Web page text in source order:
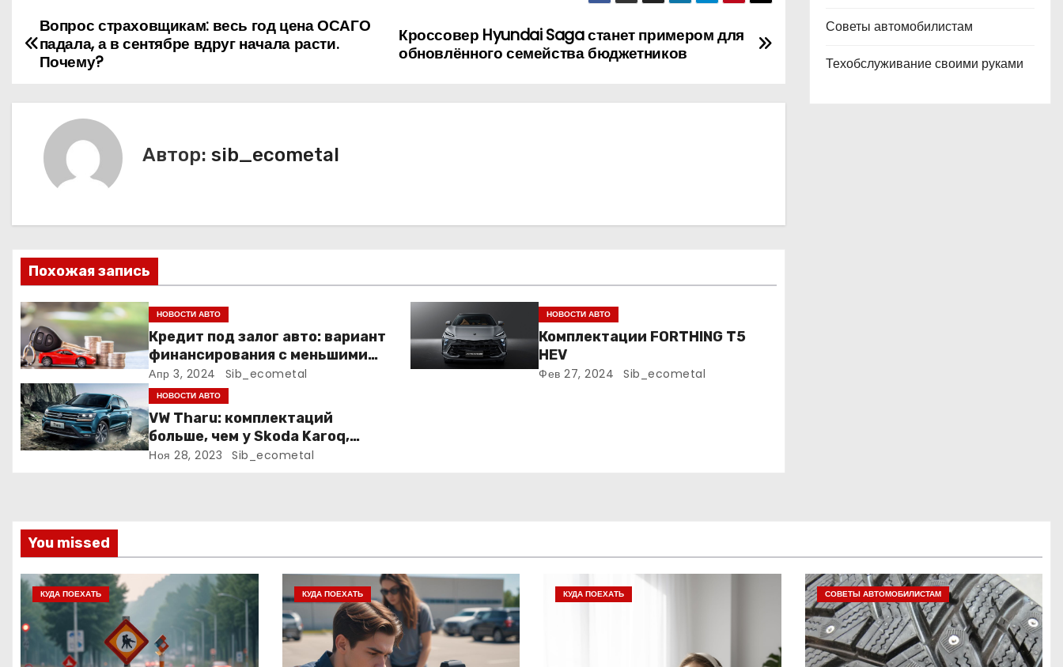
Н
в
ц
и
я
п
о
з
а
с
я
м
Кроссовер Hyundai Saga станет примером для
обновлённого семейства бюджетников
Вопрос страховщикам: весь год цена ОСАГО
падала, а в сентябре вдруг начала расти.
Почему?
Автор: sib_ecometal
Похожая запись
НОВОСТИ АВТО
Кредит под залог авто: вариант
финансирования с меньшими
рисками
Апр 3, 2024 Sib_ecometal
НОВОСТИ АВТО
Комплектации FORTHING T5
HEV
Фев 27, 2024 Sib_ecometal
НОВОСТИ АВТО
VW Tharu: комплектаций
больше, чем у Skoda Karoq,
цены – выше. Оба кросса
Ноя 28, 2023 Sib_ecometal
Советы автомобилистам
Техобслуживание своими руками
You missed
КУДА ПОЕХАТЬ КУДА ПОЕХАТЬ КУДА ПОЕХАТЬ СОВЕТЫ АВТОМОБИЛИСТАМ